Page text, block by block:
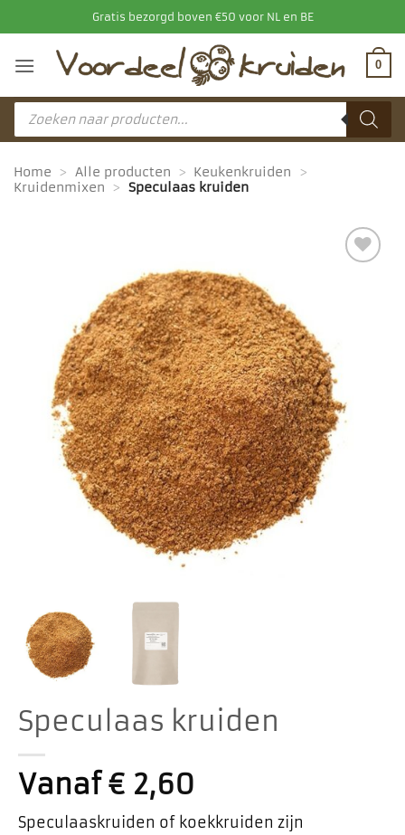
naar
inhoud
Gratis bezorgd boven €50 voor NL en BE
0
Producten
zoeken
Home > Alle producten > Keukenkruiden
>
Kruidenmixen
> Speculaas kruiden
Speculaas kruiden
Vanaf€2,60
Speculaaskruiden of koekkruiden zijn